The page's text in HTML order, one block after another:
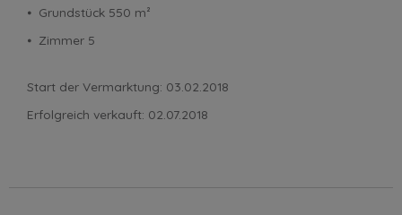
⦁ Grundstück 550 m²
⦁ Zimmer 5
Start der Vermarktung: 03.02.2018
Erfolgreich verkauft: 02.07.2018